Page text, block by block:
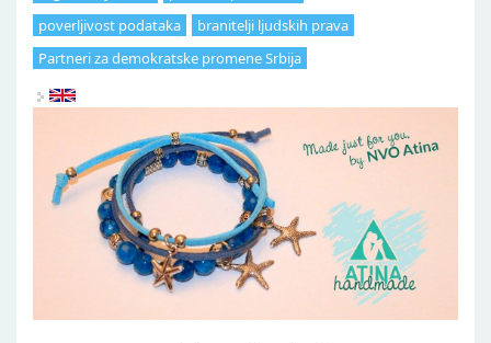
poverljivost podataka
branitelji ljudskih prava
Partneri za demokratske promene Srbija